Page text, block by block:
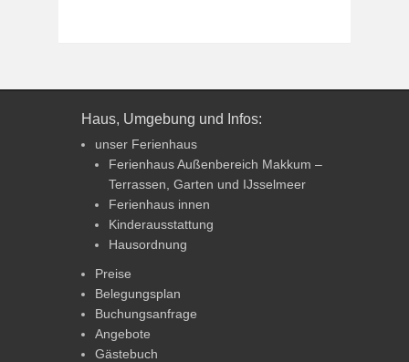
Haus, Umgebung und Infos:
unser Ferienhaus
Ferienhaus Außenbereich Makkum –
Terrassen, Garten und IJsselmeer
Ferienhaus innen
Kinderausstattung
Hausordnung
Preise
Belegungsplan
Buchungsanfrage
Angebote
Gästebuch